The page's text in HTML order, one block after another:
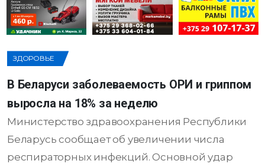
ЗДОРОВЬЕ
В Беларуси заболеваемость ОРИ и гриппом
выросла на 18% за неделю
Министерство здравоохранения Республики
Беларусь сообщает об увеличении числа
респираторных инфекций. Основной удар